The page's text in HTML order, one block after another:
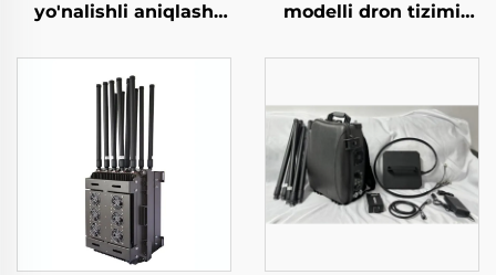
yo'nalishli aniqlash
kuchlanishli antenma
tizimi Anti-UAV RF
radio to'siqlari
Samarali chastotali
ekran UAV signallari
modelli dron tizimi
kuchaytirgich moduli
5,2/5,8G Yetarli RF
ekranlar 5,2/5,8G 100Vt
50dbm